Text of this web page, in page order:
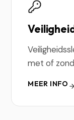
met of
MEER INFO